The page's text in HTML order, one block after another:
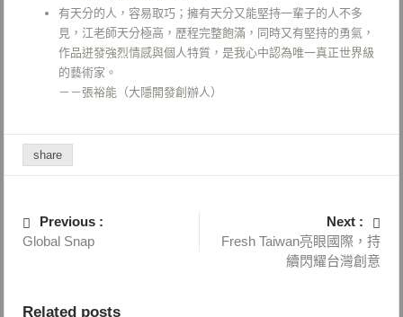
有天分的人，容易取巧；擁有天分又能堅持一輩子的人不多
見，江老師天分極高，歷程完整飽滿，同時又有堅持的勇氣，
作品迸發強烈情感與個人特質，是我心中認為唯一真正世界級
的藝術家。
－－張裕能（大隱開發創辦人）
share
Previous :
Global Snap
Next :
Fresh Taiwan亮眼國際，持
續閃耀台灣創意
Related posts